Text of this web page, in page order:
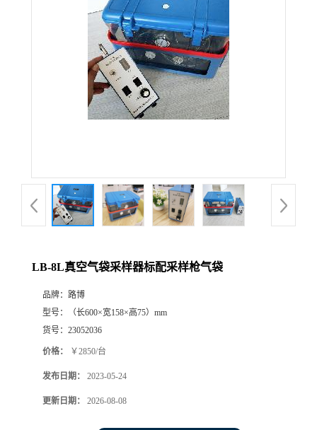
品
厅
LB-8L真空气袋采样器标配采样枪气袋
品牌： 路博
型号：
（长600×宽158×高75）mm
货号： 23052036
价格： ￥2850/台
发布日期： 2023-05-24
更新日期： 2026-08-08